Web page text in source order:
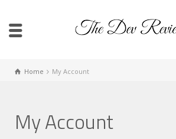
Home My Account
My Account